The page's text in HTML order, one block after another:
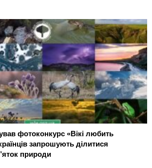
фотоконкурс «Вікі любить
запрошують ділитися
природи